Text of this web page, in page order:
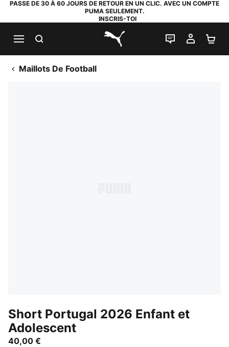
PASSE DE 30 À 60 JOURS DE RETOUR EN UN CLIC. AVEC UN COMPTE
PUMA SEULEMENT.
INSCRIS-TOI
PUMA.com
LIVE CHAT
MON
Maillots De Football
Short Portugal 2026 Enfant et
Adolescent
40,00 €